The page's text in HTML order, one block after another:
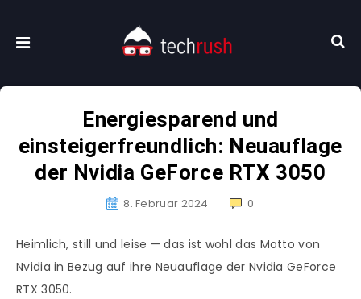
Energiesparend und
einsteigerfreundlich: Neuauflage
der Nvidia GeForce RTX 3050
8. Februar 2024 0
Heimlich, still und leise — das ist wohl das Motto von
Nvidia in Bezug auf ihre Neuauflage der Nvidia GeForce
RTX 3050.